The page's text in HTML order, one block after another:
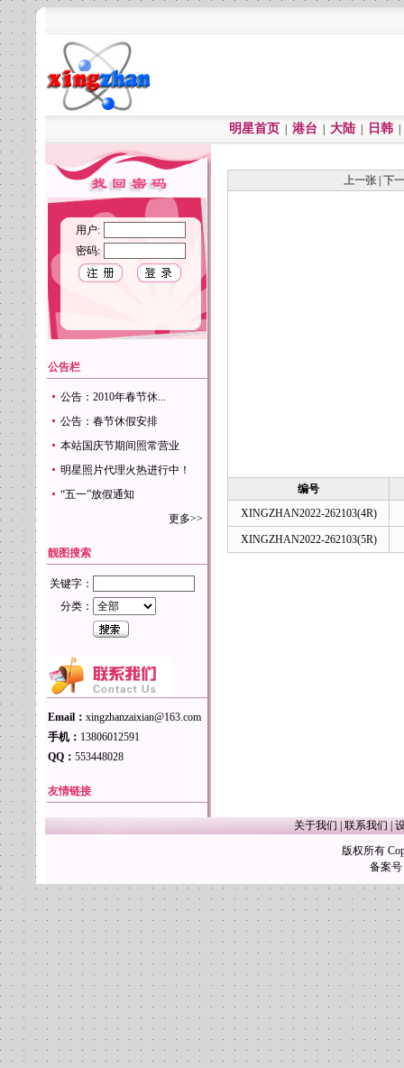
明星首页 港台 大陆 日韩
用户:
密码:
公告栏
公告：2010年春节休...
公告：春节休假安排
本站国庆节期间照常营业
明星照片代理火热进行中！
“五一”放假通知
更多>>
靓图搜索
关键字：
分类：
Email： xingzhanzaixian@163.com
手机： 13806012591
QQ： 553448028
友情链接
上一张 下
编号
XINGZHAN2022-262103(4R)
XINGZHAN2022-262103(5R)
关于我们 联系我们
版权所有
备案号